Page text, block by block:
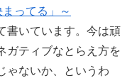
ってる」～
書いています。今は頑
ガティブなとらえ方を
ゃないか、というわ